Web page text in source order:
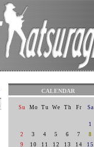
CALENDAR
Su Mo Tu We Th Fr Sa
1
2
3 4 5 6 7
8
9
10 11 12 13 14
15